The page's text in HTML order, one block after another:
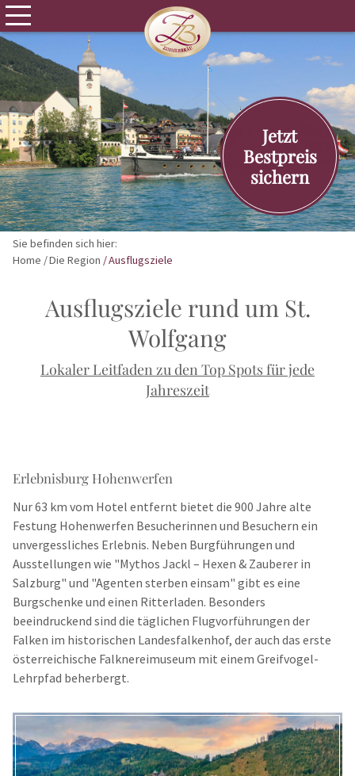
Jetzt
Bestpreis
sichern
Sie befinden sich hier:
Home
Die Region Ausflugsziele
Ausflugsziele rund um St.
Wolfgang
Lokaler Leitfaden zu den Top Spots für jede
Jahreszeit
Erlebnisburg Hohenwerfen
Nur 63 km vom Hotel entfernt bietet die 900 Jahre alte
Festung Hohenwerfen Besucherinnen und Besuchern ein
unvergessliches Erlebnis. Neben Burgführungen und
Ausstellungen wie "Mythos Jackl – Hexen & Zauberer in
Salzburg" und "Agenten sterben einsam" gibt es eine
Burgschenke und einen Ritterladen. Besonders
beeindruckend sind die täglichen Flugvorführungen der
Falken im historischen Landesfalkenhof, der auch das erste
österreichische Falknereimuseum mit einem Greifvogel-
Lehrpfad beherbergt.